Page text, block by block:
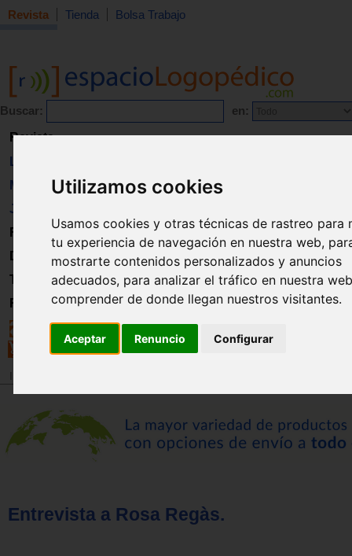
Utilizamos cookies
Usamos cookies y otras técnicas de rastreo para
tu experiencia de navegación en nuestra web,
mostrarte contenidos personalizados y anuncios
adecuados, para analizar el tráfico en nuestra
comprender de donde llegan nuestros visitantes.
Aceptar Renuncio Configurar
Revista Tienda Bolsa Trabajo
Buscar: en:
Revista
Libros
Material
Juguetes
Formación
Directorio
Trabajo
Registro
Entrevista a Rosa Regàs.